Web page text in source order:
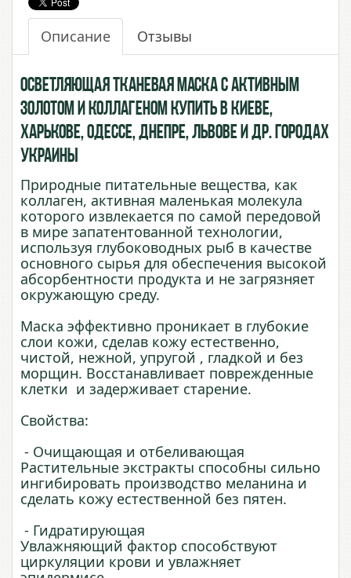
Описание Отзывы
Осветляющая тканевая маска с активным
Золотом и Коллагеном купить в Киеве,
Харькове, Одессе, Днепре, Львове и др. городах
Украины
Природные питательные вещества, как
коллаген, активная маленькая молекула
которого извлекается по самой передовой
в мире запатентованной технологии,
используя глубоководных рыб в качестве
основного сырья для обеспечения высокой
абсорбентности продукта и не загрязняет
окружающую среду.
Маска эффективно проникает в глубокие
слои кожи, сделав кожу естественно,
чистой, нежной, упругой , гладкой и без
морщин. Восстанавливает поврежденные
клетки и задерживает старение.
Свойства:
- Очищающая и отбеливающая
Растительные экстракты способны сильно
ингибировать производство меланина и
сделать кожу естественной без пятен.
- Гидратирующая
Увлажняющий фактор способствуют
циркуляции крови и увлажняет